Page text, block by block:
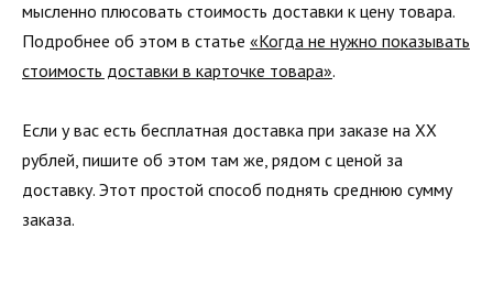
мысленно плюсовать стоимость доставки к цену товара.
Подробнее об этом в статье «Когда не нужно показывать
стоимость доставки в карточке товара».
Если у вас есть бесплатная доставка при заказе на ХХ
рублей, пишите об этом там же, рядом с ценой за
доставку. Этот простой способ поднять среднюю сумму
заказа.